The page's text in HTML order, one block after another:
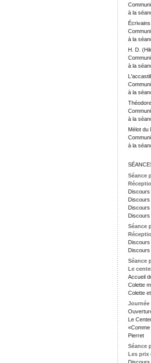
à la
à la
H. D.
à la
à la
à la
Mélot du
à la
Séance
Discours
Discours
Discours
Séance
Discours
Séance
Le
Accueil
Colette
Colette
Journée
Le
Pierret
Séance
Les prix